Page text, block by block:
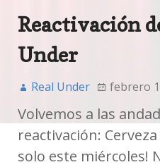
Reactivación
Under
Real Under febrero
Volvemos a las
reactivación:
solo este miércoles!